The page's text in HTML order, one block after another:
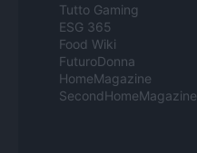
Tutto Gaming
ESG 365
Food Wiki
FuturoDonna
HomeMagazine
SecondHomeMagazine